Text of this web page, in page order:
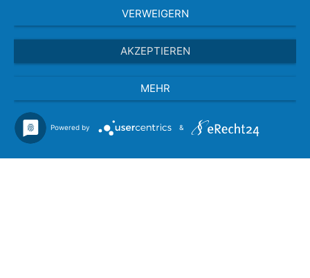
VERWEIGERN
AKZEPTIEREN
MEHR
Powered by &